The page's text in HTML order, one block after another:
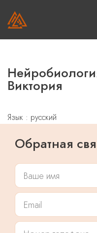
Виктория
Язык : русский
Обратная